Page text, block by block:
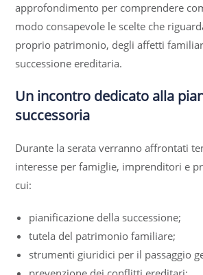
approfondimento per comprendere
modo consapevole le scelte che
proprio patrimonio, degli affetti
successione ereditaria.
Un incontro dedicato alla
successoria
Durante la serata verranno affrontati
interesse per famiglie, imprenditori e
cui:
pianificazione della successione;
tutela del patrimonio familiare;
strumenti giuridici per il passaggio